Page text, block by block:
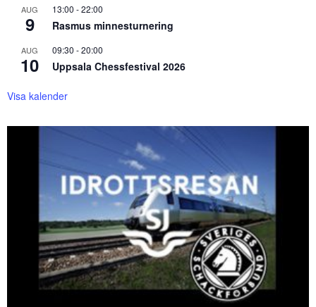
AUG
9
13:00 -22:00
Rasmus minnesturnering
AUG
10
09:30 -20:00
Uppsala Chessfestival 2026
Visa kalender